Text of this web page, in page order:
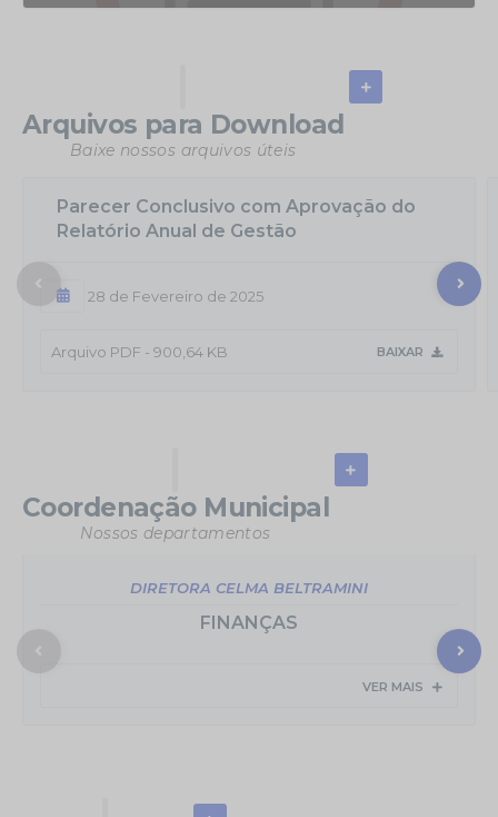
Arquivos para Download
Baixe nossos arquivos úteis
Parecer Conclusivo com Aprovação do
Relatório Anual de Gestão
28 de Fevereiro de 2025
PDF 900,64 KB BAIXAR
Coordenação Municipal
Nossos departamentos
FINANÇAS
DIRETORA CELMA BELTRAMINI
VER MAIS